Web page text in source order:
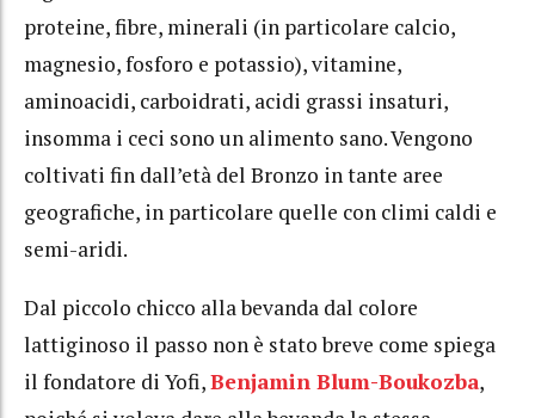
proteine, fibre, minerali (in particolare calcio,
magnesio, fosforo e potassio), vitamine,
aminoacidi, carboidrati, acidi grassi insaturi,
insomma i ceci sono un alimento sano. Vengono
coltivati fin dall’età del Bronzo in tante aree
geografiche, in particolare quelle con climi caldi e
semi-aridi.
Dal piccolo chicco alla bevanda dal colore
lattiginoso il passo non è stato breve come spiega
il fondatore di Yofi,Benjamin Blum-Boukozba,